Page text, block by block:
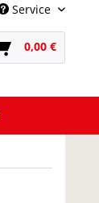
Service
0,00 €